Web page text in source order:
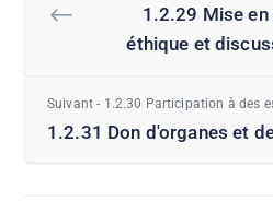
1.2.29 Mise
éthique et
Suivant - 1.2.30 Participation à des
1.2.31 Don d'organes et